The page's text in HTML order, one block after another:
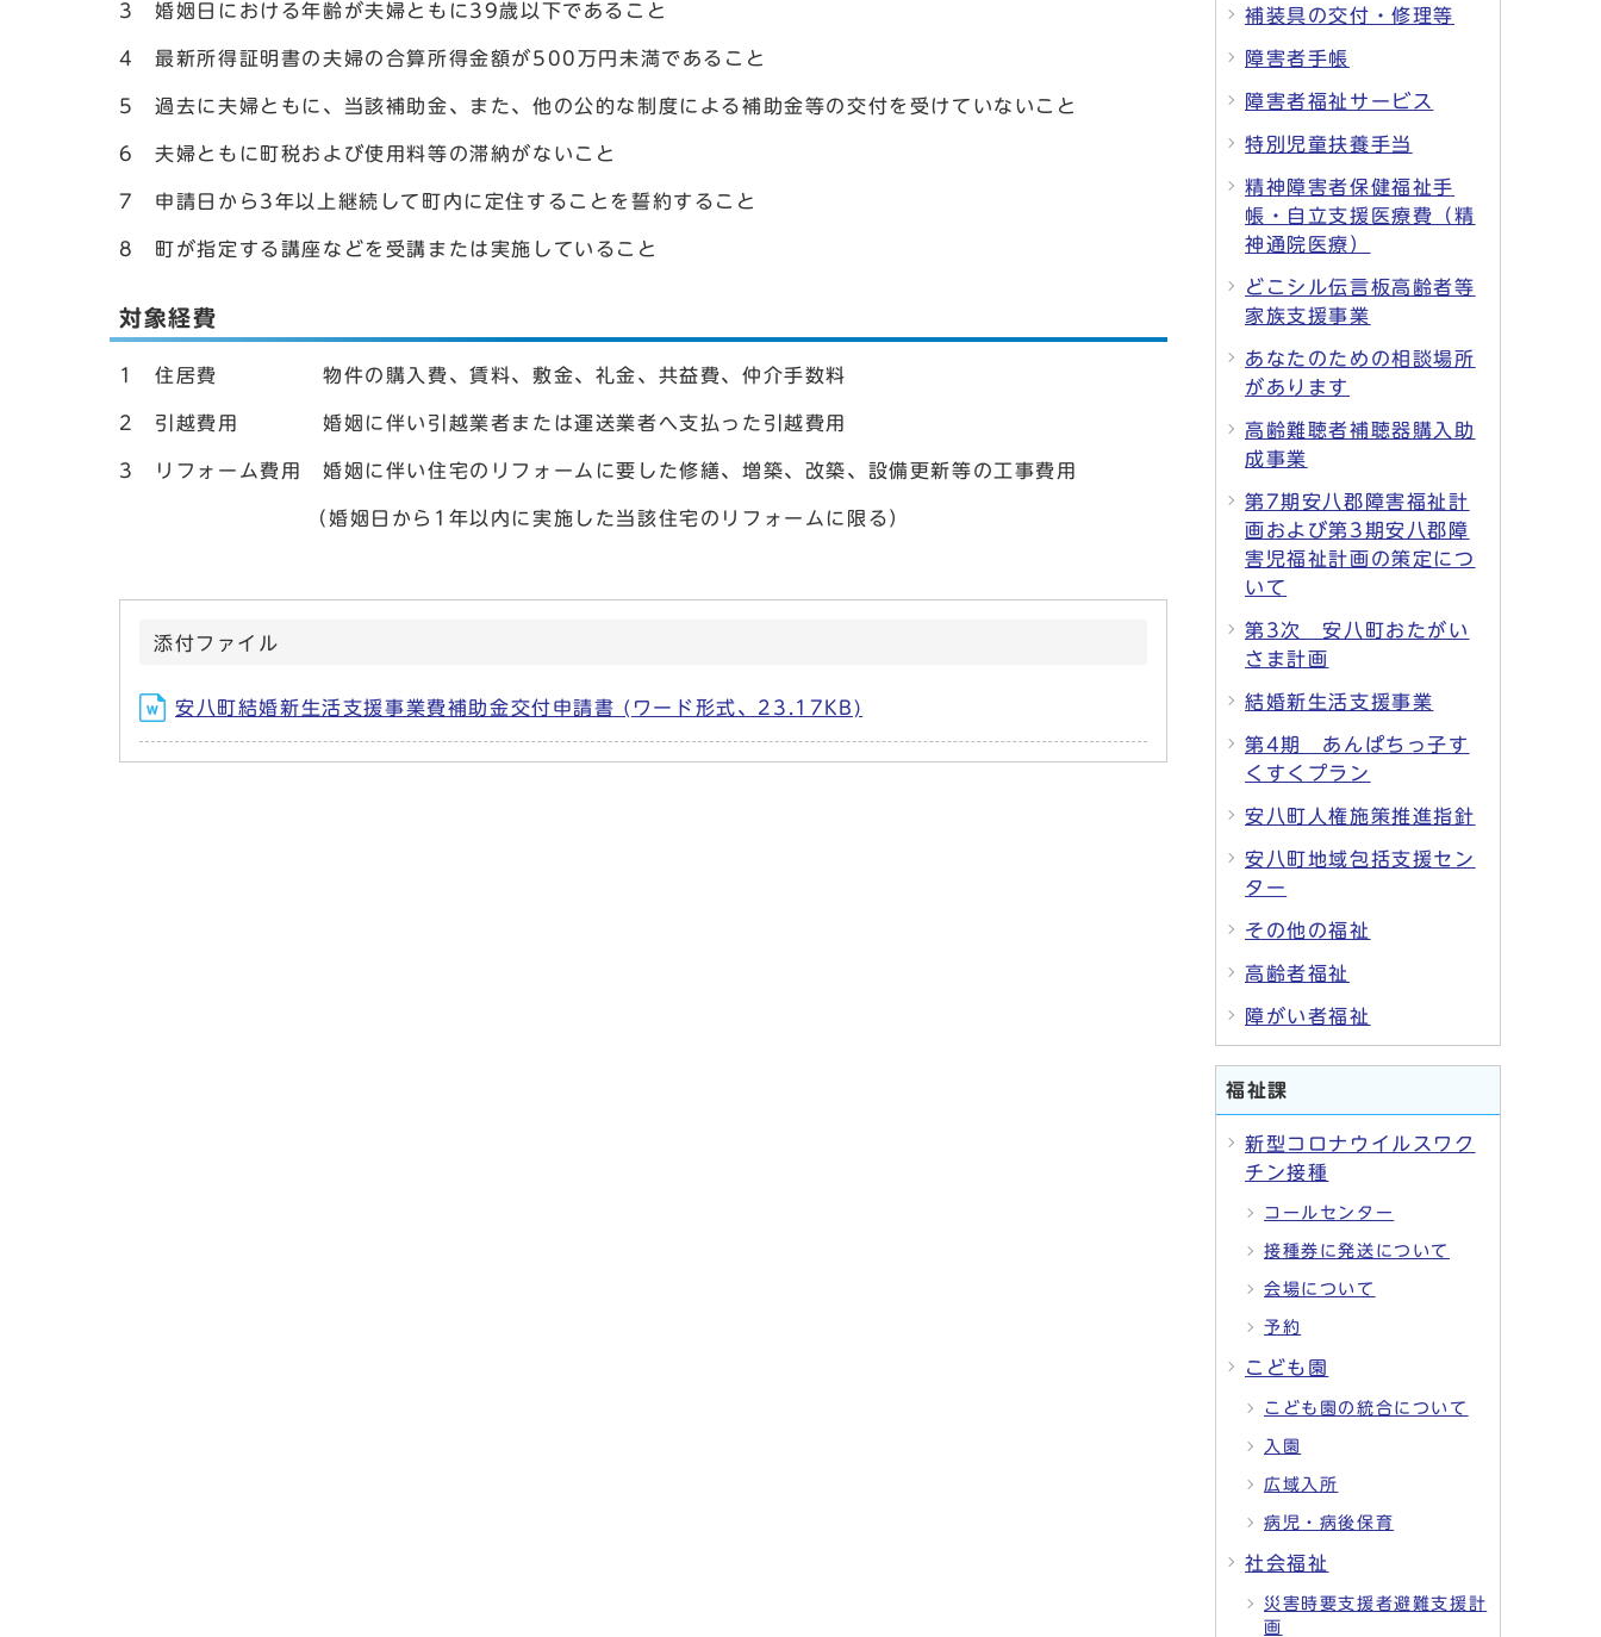
3 婚姻日における年齢が夫婦ともに39歳以下であること
4 最新所得証明書の夫婦の合算所得金額が500万円未満であること
5 過去に夫婦ともに、当該補助金、また、他の公的な制度による補助金等の交付を受けていないこと
6 夫婦ともに町税および使用料等の滞納がないこと
7 申請日から3年以上継続して町内に定住することを誓約すること
8 町が指定する講座などを受講または実施していること
対象経費
1 住居費 物件の購入費、賃料、敷金、礼金、共益費、仲介手数料
2 引越費用 婚姻に伴い引越業者または運送業者へ支払った引越費用
3 リフォーム費用 婚姻に伴い住宅のリフォームに要した修繕、増築、改築、設備更新等の工事費用
（婚姻日から1年以内に実施した当該住宅のリフォームに限る）
添付ファイル
安八町結婚新生活支援事業費補助金交付申請書 (ワード形式、23.17KB)
補装具の交付・修理等
障害者手帳
障害者福祉サービス
特別児童扶養手当
精神障害者保健福祉手
帳・自立支援医療費（精
神通院医療）
どこシル伝言板高齢者等
家族支援事業
あなたのための相談場所
があります
高齢難聴者補聴器購入助
成事業
第7期安八郡障害福祉計
画および第3期安八郡障
害児福祉計画の策定につ
いて
第3次 安八町おたがい
さま計画
結婚新生活支援事業
第4期 あんぱちっ子す
くすくプラン
安八町人権施策推進指針
安八町地域包括支援セン
ター
その他の福祉
高齢者福祉
障がい者福祉
福祉課
新型コロナウイルスワク
チン接種
コールセンター
接種券に発送について
会場について
予約
こども園
こども園の統合について
入園
広域入所
病児・病後保育
社会福祉
災害時要支援者避難支援計
画